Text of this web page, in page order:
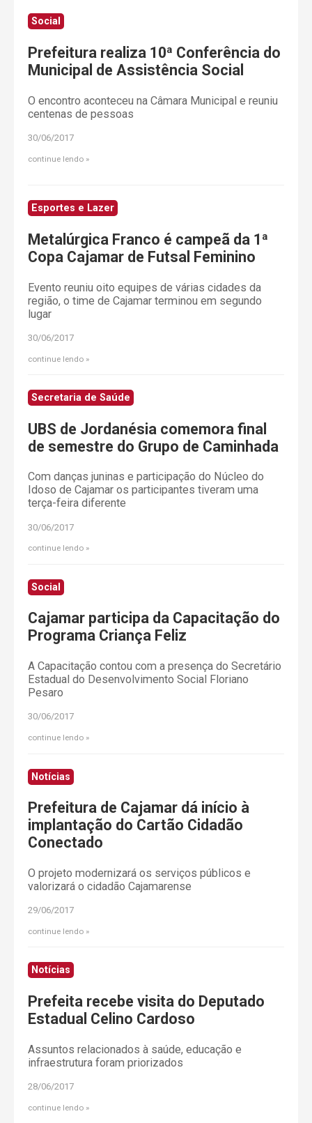
Social
Prefeitura realiza 10ª Conferência do
Municipal de Assistência Social
O encontro aconteceu na Câmara Municipal e reuniu
centenas de pessoas
30/06/2017
continue lendo
Esportes e Lazer
Metalúrgica Franco é campeã da 1ª
Copa Cajamar de Futsal Feminino
Evento reuniu oito equipes de várias cidades da
região, o time de Cajamar terminou em segundo
lugar
30/06/2017
continue lendo
Secretaria de Saúde
UBS de Jordanésia comemora final
de semestre do Grupo de Caminhada
Com danças juninas e participação do Núcleo do
Idoso de Cajamar os participantes tiveram uma
terça-feira diferente
30/06/2017
continue lendo
Social
Cajamar participa da Capacitação do
Programa Criança Feliz
A Capacitação contou com a presença do Secretário
Estadual do Desenvolvimento Social Floriano
Pesaro
30/06/2017
continue lendo
Notícias
Prefeitura de Cajamar dá início à
implantação do Cartão Cidadão
Conectado
O projeto modernizará os serviços públicos e
valorizará o cidadão Cajamarense
29/06/2017
continue lendo
Notícias
Prefeita recebe visita do Deputado
Estadual Celino Cardoso
Assuntos relacionados à saúde, educação e
infraestrutura foram priorizados
28/06/2017
continue lendo